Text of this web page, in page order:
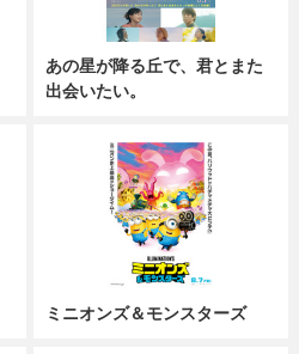
あの星が降る丘で、君とまた
出会いたい。
ミニオンズ＆モンスターズ